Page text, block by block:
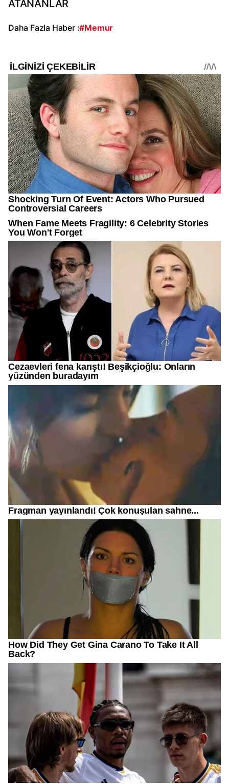
ATANANLAR
Daha Fazla Haber :#Memur